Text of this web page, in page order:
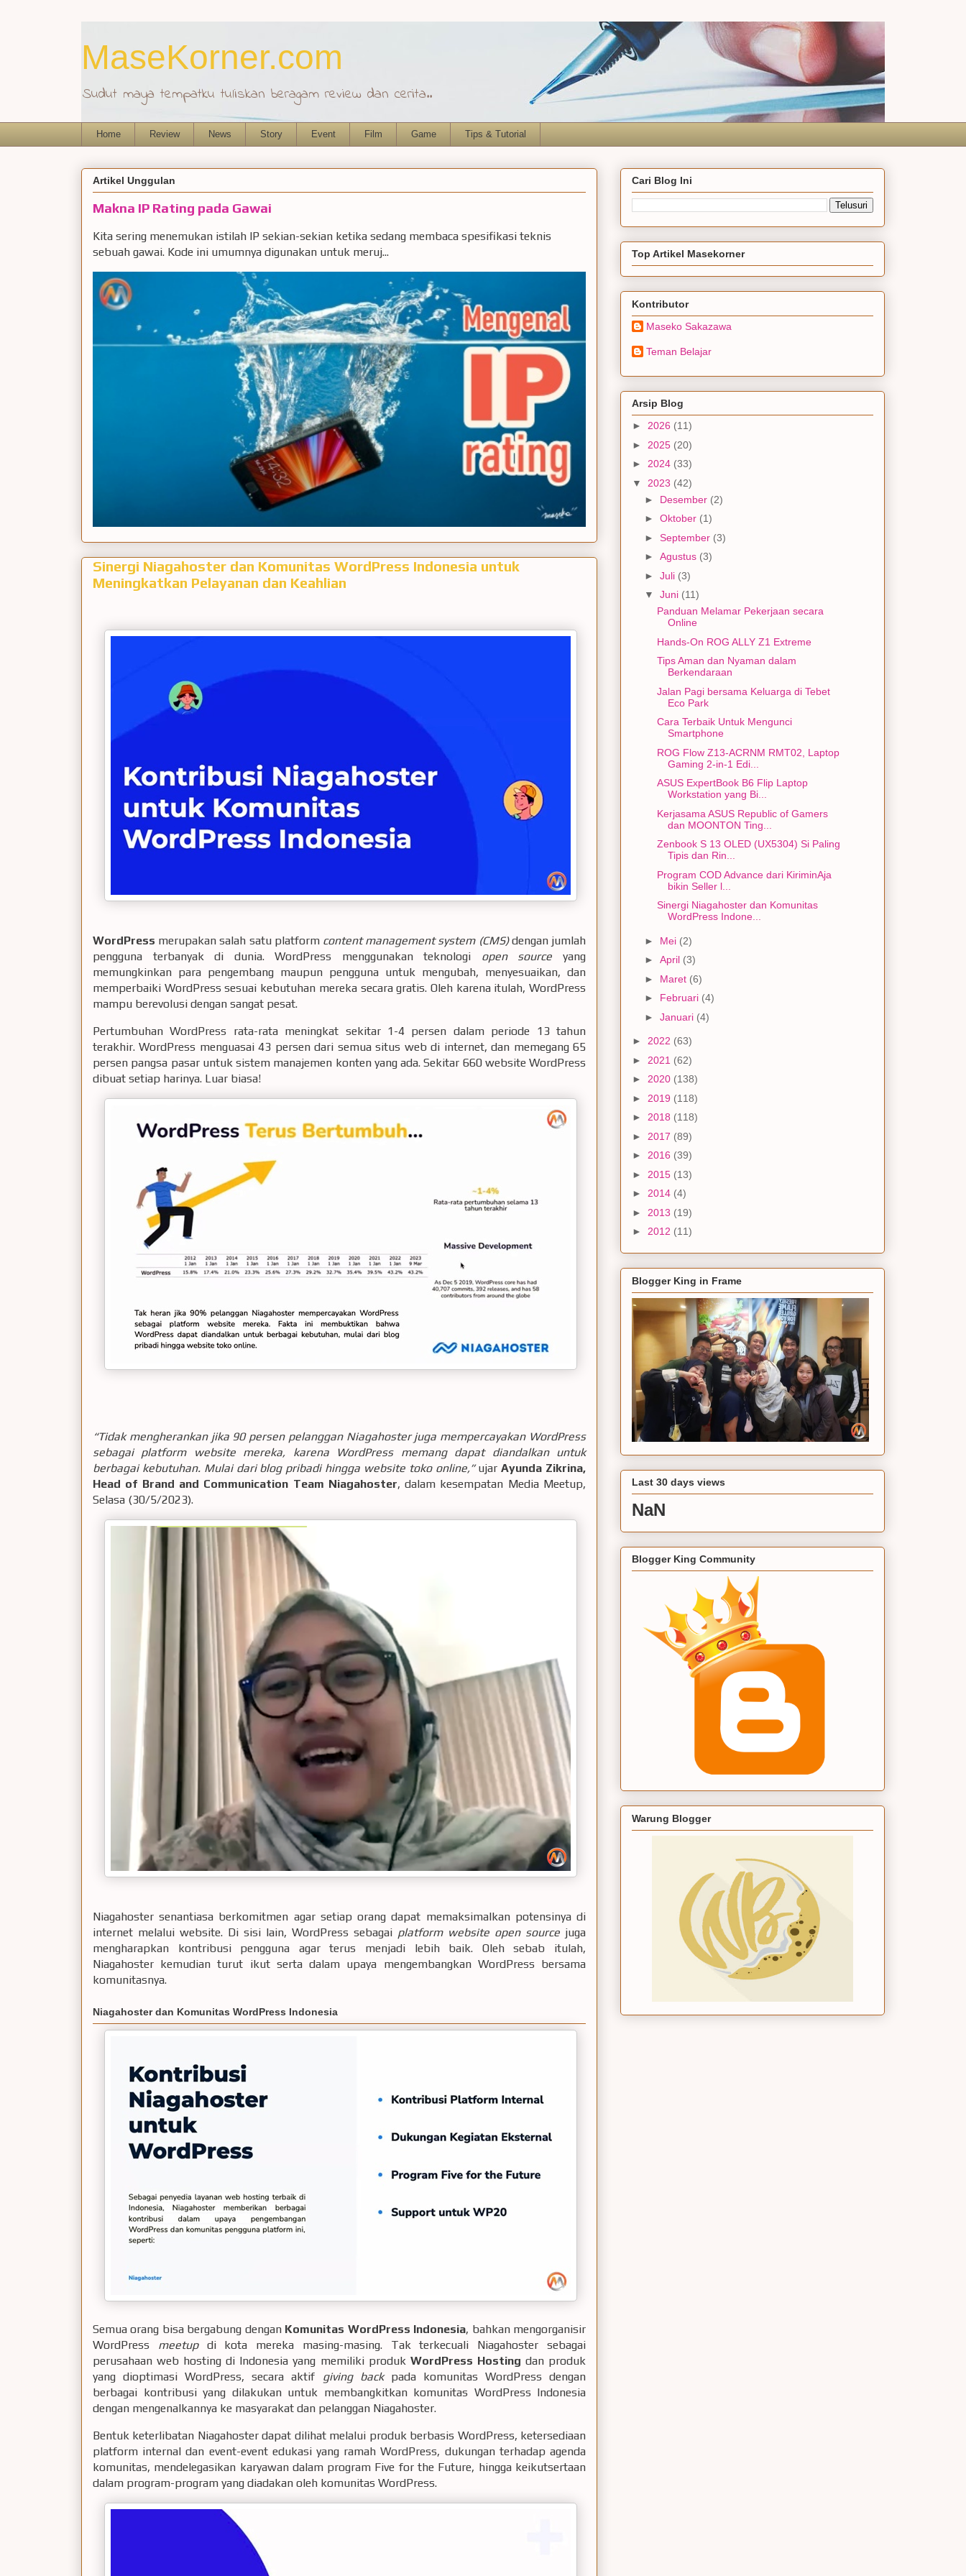
MaseKorner.com
Sudut maya tempatku tuliskan beragam review dan cerita..
Home Review News Story Event Film Game Tips & Tutorial
Artikel Unggulan
Makna IP Rating pada Gawai
Kita sering menemukan istilah IP sekian-sekian ketika sedang membaca spesifikasi teknis
sebuah gawai. Kode ini umumnya digunakan untuk meruj...
Sinergi Niagahoster dan Komunitas WordPress Indonesia untuk
Meningkatkan Pelayanan dan Keahlian
WordPress merupakan salah satu platform content management system (CMS)dengan jumlah
pengguna terbanyak di dunia. WordPress menggunakan teknologi open source yang
memungkinkan para pengembang maupun pengguna untuk mengubah, menyesuaikan, dan
memperbaiki WordPress sesuai kebutuhan mereka secara gratis. Oleh karena itulah, WordPress
mampu berevolusi dengan sangat pesat.
Pertumbuhan WordPress rata-rata meningkat sekitar 1-4 persen dalam periode 13 tahun
terakhir. WordPress menguasai 43 persen dari semua situs web di internet, dan memegang 65
persen pangsa pasar untuk sistem manajemen konten yang ada. Sekitar 660 website WordPress
dibuat setiap harinya. Luar biasa!
“Tidak mengherankan jika 90 persen pelanggan Niagahoster juga mempercayakan WordPress
sebagai platform website mereka, karena WordPress memang dapat diandalkan untuk
berbagai kebutuhan. Mulai dari blog pribadi hingga website toko online,”ujarAyunda Zikrina,
Head of Brand and Communication Team Niagahoster, dalam kesempatan Media Meetup,
Selasa (30/5/2023).
Niagahoster senantiasa berkomitmen agar setiap orang dapat memaksimalkan potensinya di
internet melalui website. Di sisi lain, WordPress sebagai platform website open source juga
mengharapkan kontribusi pengguna agar terus menjadi lebih baik. Oleh sebab itulah,
Niagahoster kemudian turut ikut serta dalam upaya mengembangkan WordPress bersama
komunitasnya.
Niagahoster dan Komunitas WordPress Indonesia
Semua orang bisa bergabung dengan Komunitas WordPress Indonesia, bahkan mengorganisir
WordPress meetup di kota mereka masing-masing. Tak terkecuali Niagahoster sebagai
perusahaan web hosting di Indonesia yang memiliki produk WordPress Hosting dan produk
yang dioptimasi WordPress, secara aktif giving backpada komunitas WordPress dengan
berbagai kontribusi yang dilakukan untuk membangkitkan komunitas WordPress Indonesia
dengan mengenalkannya ke masyarakat dan pelanggan Niagahoster.
Bentuk keterlibatan Niagahoster dapat dilihat melalui produk berbasis WordPress, ketersediaan
platform internal dan event-event edukasi yang ramah WordPress, dukungan terhadap agenda
komunitas, mendelegasikan karyawan dalam program Five for the Future, hingga keikutsertaan
dalam program-program yang diadakan oleh komunitas WordPress.
Cari Blog Ini
Top Artikel Masekorner
Kontributor
Maseko Sakazawa
Teman Belajar
Arsip Blog
► 2026 (11)
► 2025 (20)
► 2024 (33)
▼ 2023 (42)
► Desember (2)
► Oktober (1)
► September (3)
► Agustus (3)
► Juli (3)
▼ Juni (11)
Panduan Melamar Pekerjaan secara
Online
Hands-On ROG ALLY Z1 Extreme
Tips Aman dan Nyaman dalam
Berkendaraan
Jalan Pagi bersama Keluarga di Tebet
Eco Park
Cara Terbaik Untuk Mengunci
Smartphone
ROG Flow Z13-ACRNM RMT02, Laptop
Gaming 2-in-1 Edi...
ASUS ExpertBook B6 Flip Laptop
Workstation yang Bi...
Kerjasama ASUS Republic of Gamers
dan MOONTON Ting...
Zenbook S 13 OLED (UX5304) Si Paling
Tipis dan Rin...
Program COD Advance dari KiriminAja
bikin Seller l...
Sinergi Niagahoster dan Komunitas
WordPress Indone...
► Mei (2)
► April (3)
► Maret (6)
► Februari (4)
► Januari (4)
► 2022 (63)
► 2021 (62)
► 2020 (138)
► 2019 (118)
► 2018 (118)
► 2017 (89)
► 2016 (39)
► 2015 (13)
► 2014 (4)
► 2013 (19)
► 2012 (11)
Blogger King in Frame
Last 30 days views
NaN
Blogger King Community
Warung Blogger